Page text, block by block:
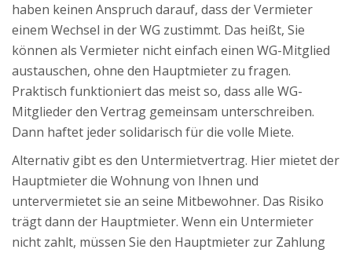
haben keinen Anspruch darauf, dass der Vermieter
einem Wechsel in der WG zustimmt. Das heißt, Sie
können als Vermieter nicht einfach einen WG-Mitglied
austauschen, ohne den Hauptmieter zu fragen.
Praktisch funktioniert das meist so, dass alle WG-
Mitglieder den Vertrag gemeinsam unterschreiben.
Dann haftet jeder solidarisch für die volle Miete.
Alternativ gibt es den Untermietvertrag. Hier mietet der
Hauptmieter die Wohnung von Ihnen und
untervermietet sie an seine Mitbewohner. Das Risiko
trägt dann der Hauptmieter. Wenn ein Untermieter
nicht zahlt, müssen Sie den Hauptmieter zur Zahlung